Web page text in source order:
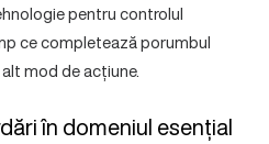
pentru controlul
ce completează porumbul
mod de acțiune.
în domeniul esențial